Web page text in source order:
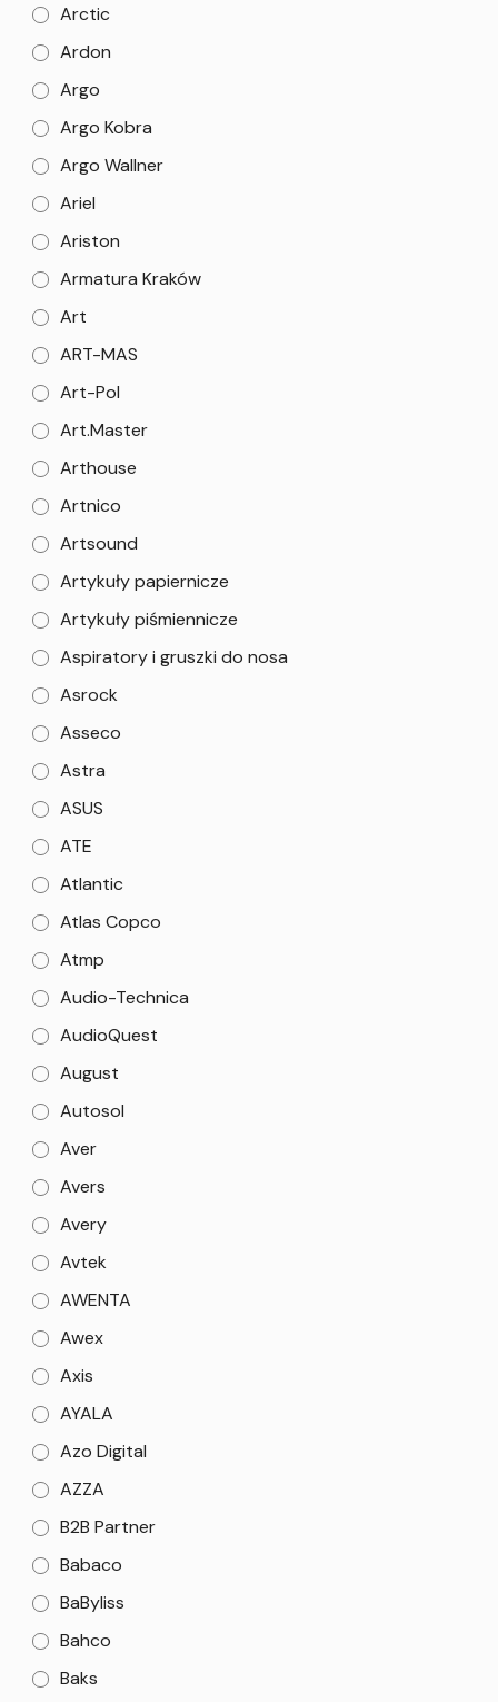
Arctic
Ardon
Argo
Argo Kobra
Argo Wallner
Ariel
Ariston
Armatura Kraków
Art
ART-MAS
Art-Pol
Art.Master
Arthouse
Artnico
Artsound
Artykuły papiernicze
Artykuły piśmiennicze
Aspiratory i gruszki do nosa
Asrock
Asseco
Astra
ASUS
ATE
Atlantic
Atlas Copco
Atmp
Audio-Technica
AudioQuest
August
Autosol
Aver
Avers
Avery
Avtek
AWENTA
Awex
Axis
AYALA
Azo Digital
AZZA
B2B Partner
Babaco
BaByliss
Bahco
Baks